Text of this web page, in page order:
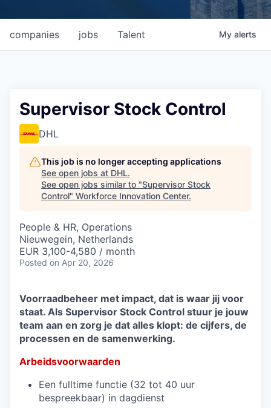
jobs
companies Talent My alerts
Supervisor Stock Control
DHL
This job is no longer accepting applications
See open jobs at DHL.
See open jobs similar to "Supervisor Stock
Control" Workforce Innovation Center.
People & HR, Operations
Nieuwegein, Netherlands
EUR 3,100-4,580 / month
Posted on Apr 20, 2026
Voorraadbeheer met impact, dat is waar jij voor
staat. Als Supervisor Stock Control stuur je jouw
team aan en zorg je dat alles klopt: de cijfers, de
processen en de samenwerking.
Arbeidsvoorwaarden
Een fulltime functie (32 tot 40 uur
bespreekbaar) in dagdienst